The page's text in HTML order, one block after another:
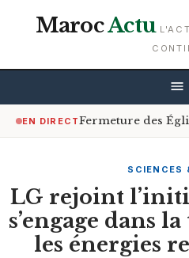
MarocActu
EN DIRECT
SCIENCES
LG rejoint
s’engage dans
les énergies